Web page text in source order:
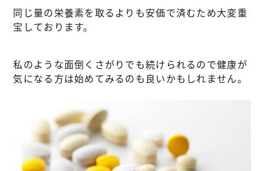
同じ量の栄養素を取るよりも安価で済むため大変重
宝しております。
私のような面倒くさがりでも続けられるので健康が
気になる方は始めてみるのも良いかもしれません。